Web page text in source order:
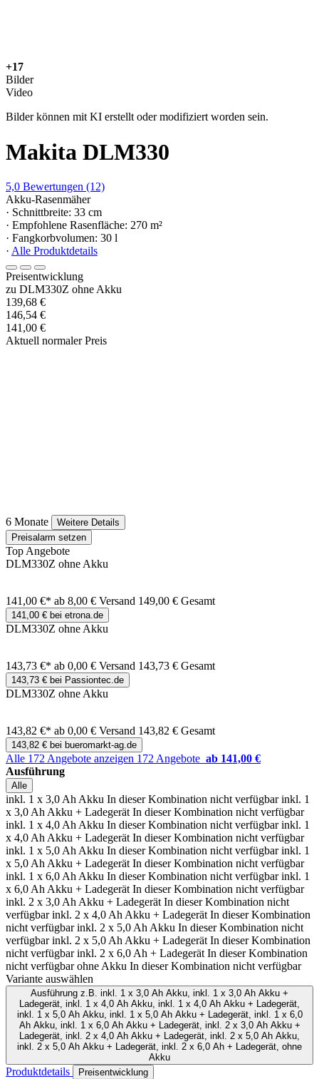
+17
Bilder
Video
Bilder können mit KI erstellt oder modifiziert worden sein.
Makita DLM330
5,0 Bewertungen (12)
Akku-Rasenmäher
· Schnittbreite: 33 cm
· Empfohlene Rasenfläche: 270 m²
· Fangkorbvolumen: 30 l
· Alle Produktdetails
Preisentwicklung
zu DLM330Z ohne Akku
139,68 €
146,54 €
141,00 €
Aktuell normaler Preis
6 Monate
Weitere Details
Preisalarm setzen
Top Angebote
DLM330Z ohne Akku
141,00 €* ab 8,00 € Versand 149,00 € Gesamt
141,00 € bei etrona.de
DLM330Z ohne Akku
143,73 €* ab 0,00 € Versand 143,73 € Gesamt
143,73 € bei Passiontec.de
DLM330Z ohne Akku
143,82 €* ab 0,00 € Versand 143,82 € Gesamt
143,82 € bei bueromarkt-ag.de
Alle 172 Angebote anzeigen 172 Angebote ab 141,00 €
Ausführung
Alle
inkl. 1 x 3,0 Ah Akku In dieser Kombination nicht verfügbar inkl. 1
x 3,0 Ah Akku + Ladegerät In dieser Kombination nicht verfügbar
inkl. 1 x 4,0 Ah Akku In dieser Kombination nicht verfügbar inkl. 1
x 4,0 Ah Akku + Ladegerät In dieser Kombination nicht verfügbar
inkl. 1 x 5,0 Ah Akku In dieser Kombination nicht verfügbar inkl. 1
x 5,0 Ah Akku + Ladegerät In dieser Kombination nicht verfügbar
inkl. 1 x 6,0 Ah Akku In dieser Kombination nicht verfügbar inkl. 1
x 6,0 Ah Akku + Ladegerät In dieser Kombination nicht verfügbar
inkl. 2 x 3,0 Ah Akku + Ladegerät In dieser Kombination nicht
verfügbar inkl. 2 x 4,0 Ah Akku + Ladegerät In dieser Kombination
nicht verfügbar inkl. 2 x 5,0 Ah Akku In dieser Kombination nicht
verfügbar inkl. 2 x 5,0 Ah Akku + Ladegerät In dieser Kombination
nicht verfügbar inkl. 2 x 6,0 Ah + Ladegerät In dieser Kombination
nicht verfügbar ohne Akku In dieser Kombination nicht verfügbar
Variante auswählen
Ausführung
Ladegerät, inkl. 1 x 4,0 Ah Akku, inkl. 1 x 4,0 Ah Akku + Ladegerät,
inkl. 1 x 5,0 Ah Akku, inkl. 1 x 5,0 Ah Akku + Ladegerät, inkl. 1 x 6,0
Ah Akku, inkl. 1 x 6,0 Ah Akku + Ladegerät, inkl. 2 x 3,0 Ah Akku +
Ladegerät, inkl. 2 x 4,0 Ah Akku + Ladegerät, inkl. 2 x 5,0 Ah Akku,
inkl. 2 x 5,0 Ah Akku + Ladegerät, inkl. 2 x 6,0 Ah + Ladegerät, ohne
Akku
Produktdetails Preisentwicklung